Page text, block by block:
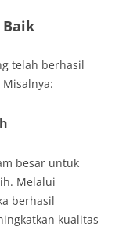
telah berhasil
besar untuk
Melalui
berhasil
kualitas